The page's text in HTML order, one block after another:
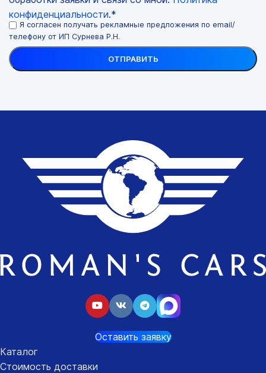
конфиденциальности.*
Я согласен получать рекламные предложения по email/
телефону от ИП Сурнева Р.Н.
Оставить заявку
Каталог
Стоимость доставки